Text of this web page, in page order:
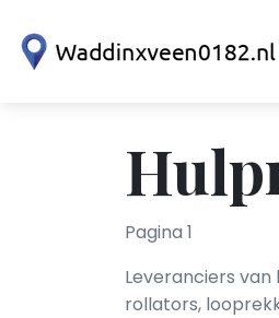
Pagina 1
Leveranciers
rollators,